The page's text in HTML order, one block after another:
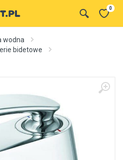
0
wodna
bidetowe